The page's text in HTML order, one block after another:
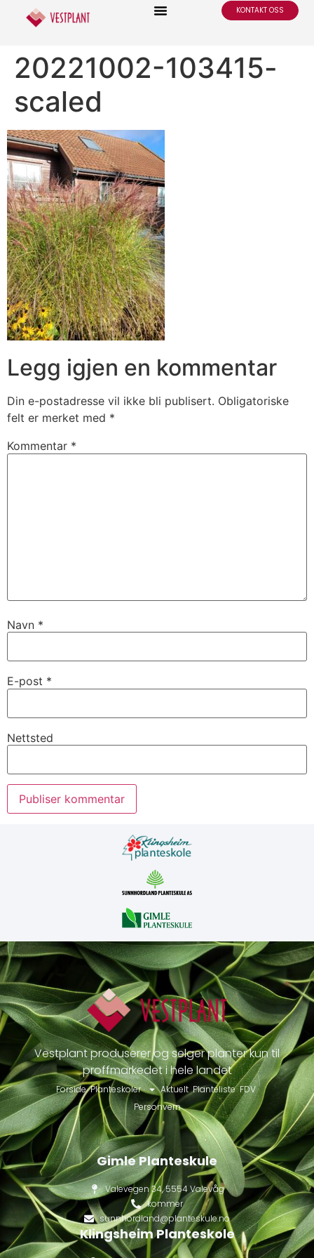
KONTAKT OSS
20221002-103415-
scaled
Legg igjen en kommentar
Din e-postadresse vil ikke bli publisert. Obligatoriske
felt er merket med *
Kommentar *
Navn *
E-post *
Nettsted
Vestplant produserer og selger planter kun til
proffmarkedet i hele landet
Forside Planteskoler Aktuelt Planteliste FDV
Personvern
Gimle Planteskule
Valevegen 34, 5554 Valevåg
kommer
sunnhordland@planteskule.no
Klingsheim Planteskole